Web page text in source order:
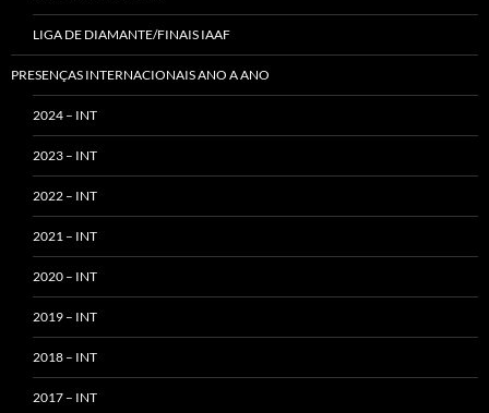
LIGA DE DIAMANTE/FINAIS IAAF
PRESENÇAS INTERNACIONAIS ANO A ANO
2024 – INT
2023 – INT
2022 – INT
2021 – INT
2020 – INT
2019 – INT
2018 – INT
2017 – INT